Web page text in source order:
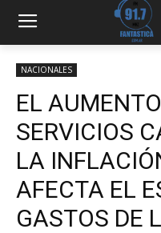
NACIONALES
EL
SERVICIOS
LA
AFECTA EL
GASTOS DE